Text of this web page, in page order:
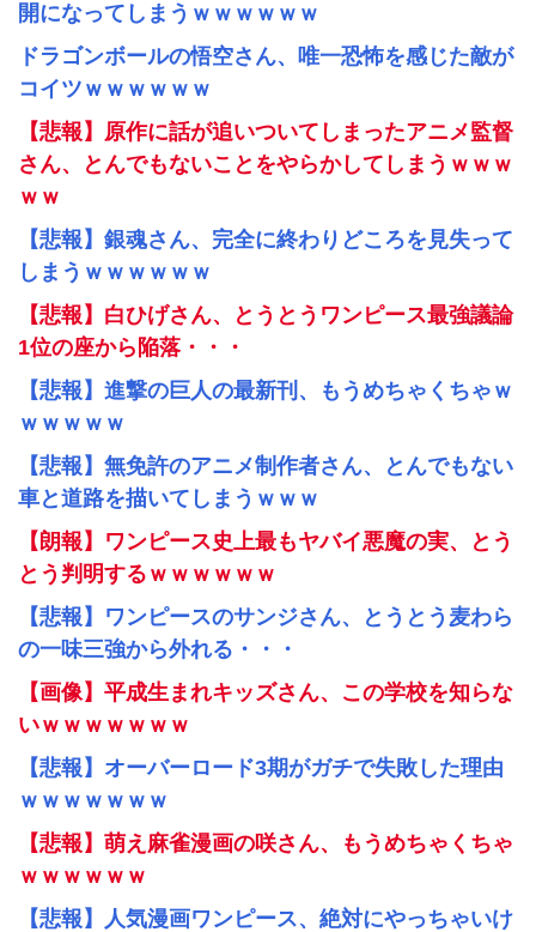
開になってしまうｗｗｗｗｗｗ
ドラゴンボールの悟空さん、唯一恐怖を感じた敵が
コイツｗｗｗｗｗｗ
【悲報】原作に話が追いついてしまったアニメ監督
さん、とんでもないことをやらかしてしまうｗｗｗ
ｗｗ
【悲報】銀魂さん、完全に終わりどころを見失って
しまうｗｗｗｗｗｗ
【悲報】白ひげさん、とうとうワンピース最強議論
1位の座から陥落・・・
【悲報】進撃の巨人の最新刊、もうめちゃくちゃｗ
ｗｗｗｗｗ
【悲報】無免許のアニメ制作者さん、とんでもない
車と道路を描いてしまうｗｗｗ
【朗報】ワンピース史上最もヤバイ悪魔の実、とう
とう判明するｗｗｗｗｗｗ
【悲報】ワンピースのサンジさん、とうとう麦わら
の一味三強から外れる・・・
【画像】平成生まれキッズさん、この学校を知らな
いｗｗｗｗｗｗｗ
【悲報】オーバーロード3期がガチで失敗した理由
ｗｗｗｗｗｗｗ
【悲報】萌え麻雀漫画の咲さん、もうめちゃくちゃ
ｗｗｗｗｗｗ
【悲報】人気漫画ワンピース、絶対にやっちゃいけ